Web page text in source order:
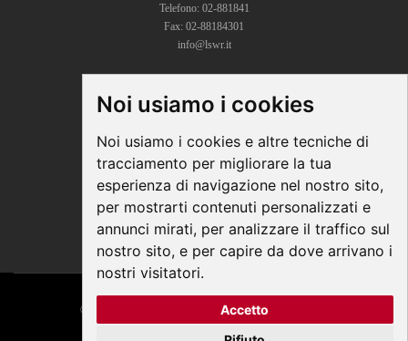
Noi usiamo i cookies
Noi usiamo i cookies e altre tecniche di
tracciamento per migliorare la tua
esperienza di navigazione nel nostro sito,
per mostrarti contenuti personalizzati e
annunci mirati, per analizzare il traffico sul
nostro sito, e per capire da dove arrivano i
nostri visitatori.
Accetto
Telefono: 02-881841
Fax: 02-88184301
info@lswr.it
CONNECT
Linkedin
Instagram
Youtube
© COPYRIGHT 2026 All Rights Reserved - Edra Media
P. IVA/C.F. 14392280963